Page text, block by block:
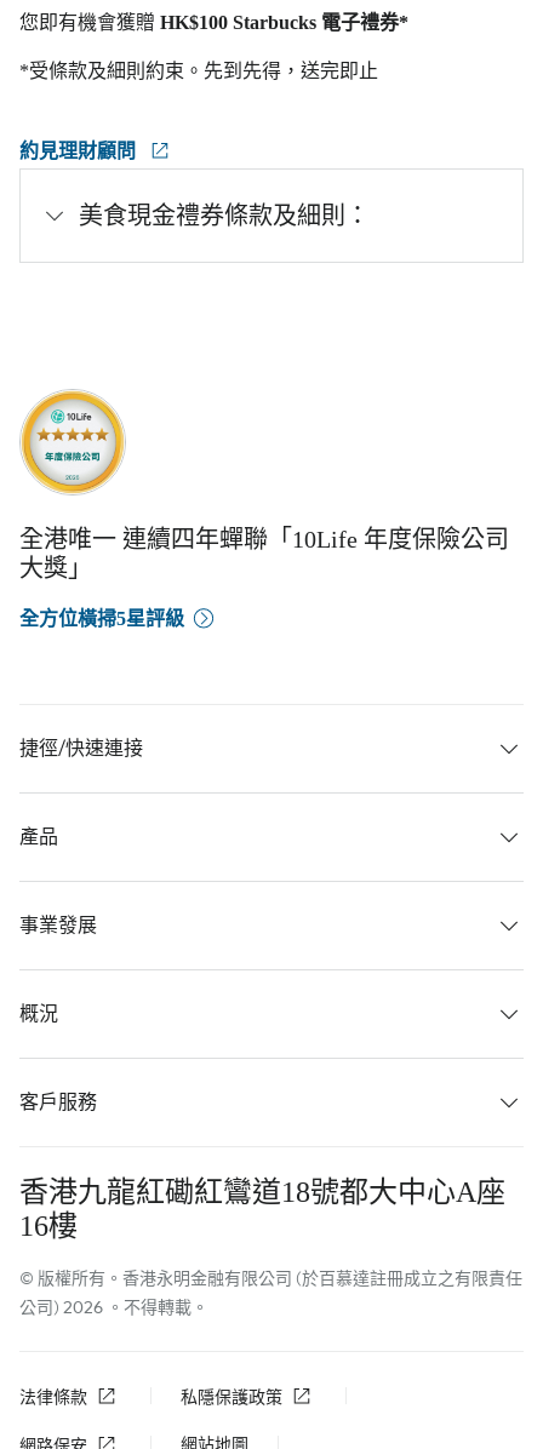
您即有機會獲贈 HK$100 Starbucks 電子禮券*
*受條款及細則約束。先到先得，送完即止
約見理財顧問
美食現金禮券條款及細則：
全港唯一 連續四年蟬聯「10Life 年度保險公司
大獎」
全方位橫掃5星評級
捷徑/快速連接
產品
事業發展
概況
客戶服務
香港九龍紅磡紅鸞道18號都大中心A座
16樓
© 版權所有。香港永明金融有限公司 (於百慕達註冊成立之有限責任
公司) 2026 。不得轉載。
法律條款 私隱保護政策
網站地圖